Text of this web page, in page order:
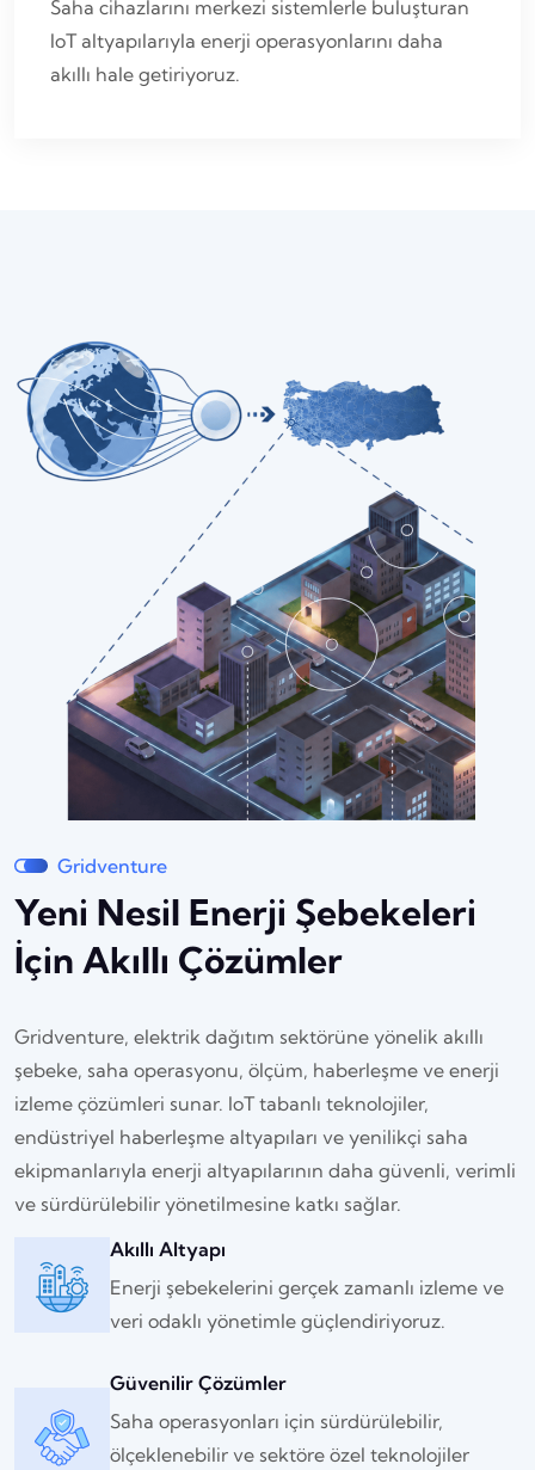
Saha cihazlarını merkezi sistemlerle buluşturan
IoT altyapılarıyla enerji operasyonlarını daha
akıllı hale getiriyoruz.
Gridventure
Yeni Nesil Enerji Şebekeleri
İçin Akıllı Çözümler
Gridventure, elektrik dağıtım sektörüne yönelik akıllı
şebeke, saha operasyonu, ölçüm, haberleşme ve enerji
izleme çözümleri sunar. IoT tabanlı teknolojiler,
endüstriyel haberleşme altyapıları ve yenilikçi saha
ekipmanlarıyla enerji altyapılarının daha güvenli, verimli
ve sürdürülebilir yönetilmesine katkı sağlar.
Akıllı Altyapı
Enerji şebekelerini gerçek zamanlı izleme ve
veri odaklı yönetimle güçlendiriyoruz.
Güvenilir Çözümler
Saha operasyonları için sürdürülebilir,
ölçeklenebilir ve sektöre özel teknolojiler